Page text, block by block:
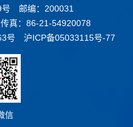
号 邮编：200031
真：86-21-54920078
号
沪ICP备05033115号-77
信